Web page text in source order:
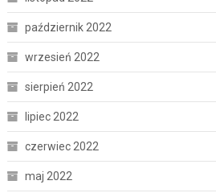
październik 2022
wrzesień 2022
sierpień 2022
lipiec 2022
czerwiec 2022
maj 2022